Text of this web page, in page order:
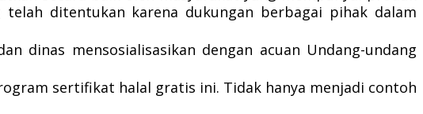
ditentukan karena dukungan berbagai pihak dalam
dinas mensosialisasikan dengan acuan Undang-undang
sertifikat halal gratis ini. Tidak hanya menjadi contoh